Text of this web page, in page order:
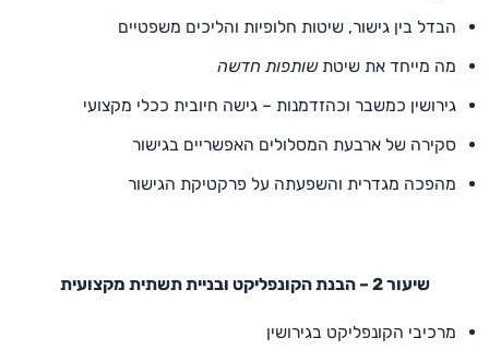
הבדל בין גישור, שיטות חלופיות והליכים משפטיים
מה מייחד את שיטתשותפות חדשה
גירושין כמשבר וכהזדמנות – גישה חיובית ככלי מקצועי
סקירה של ארבעת המסלולים האפשריים בגישור
מהפכה מגדרית והשפעתה על פרקטיקת הגישור
שיעור 2 – הבנת הקונפליקט ובניית תשתית מקצועית
מרכיבי הקונפליקט בגירושין